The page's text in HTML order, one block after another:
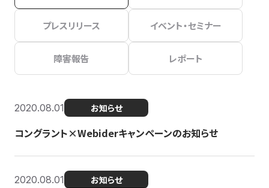
プレスリリース イベント・セミナー
障害報告 レポート
2020.08.01 お知らせ
コングラント×Webiderキャンペーンのお知らせ
2020.08.01 お知らせ